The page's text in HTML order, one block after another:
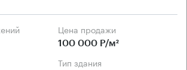
Цена продажи
100 000 Р/м²
Тип здания